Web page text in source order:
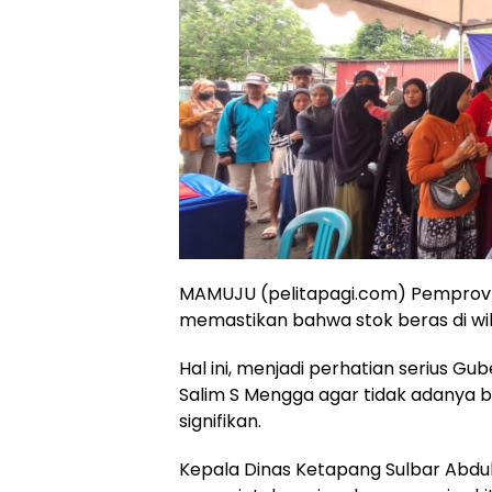
MAMUJU (pelitapagi.com)
memastikan bahwa stok beras di
Hal ini, menjadi perhatian serius
Salim S Mengga agar tidak adanya
signifikan.
Kepala Dinas Ketapang Sulbar